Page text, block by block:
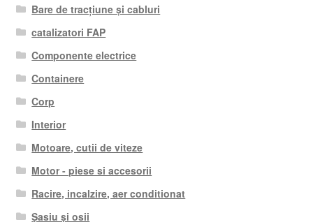
Bare de tracțiune și cabluri
catalizatori FAP
Componente electrice
Containere
Corp
Interior
Motoare, cutii de viteze
Motor - piese si accesorii
Racire, incalzire, aer conditionat
Șasiu și osii